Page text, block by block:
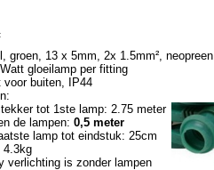
groen, 13 x 5mm, 2x 1.5mm², neopreen
gloeilamp per fitting
voor buiten, IP44
tot 1ste lamp: 2.75 meter
de lampen: 0,5 meter
lamp tot eindstuk: 25cm
4.3kg
verlichting is zonder lampen